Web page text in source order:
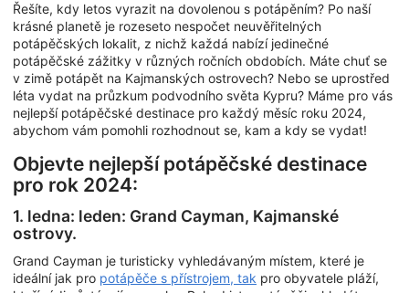
Řešíte, kdy letos vyrazit na dovolenou s potápěním? Po naší
krásné planetě je rozeseto nespočet neuvěřitelných
potápěčských lokalit, z nichž každá nabízí jedinečné
potápěčské zážitky v různých ročních obdobích. Máte chuť se
v zimě potápět na Kajmanských ostrovech? Nebo se uprostřed
léta vydat na průzkum podvodního světa Kypru? Máme pro vás
nejlepší potápěčské destinace pro každý měsíc roku 2024,
abychom vám pomohli rozhodnout se, kam a kdy se vydat!
Objevte nejlepší potápěčské destinace
pro rok 2024:
1. ledna: leden: Grand Cayman, Kajmanské
ostrovy.
Grand Cayman je turisticky vyhledávaným místem, které je
ideální jak pro potápěče s přístrojem, tak pro obyvatele pláží,